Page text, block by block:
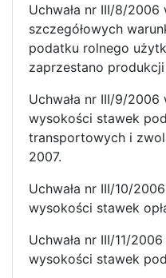
Uchwała nr III/8/
szczegółowych
podatku rolnego
zaprzestano
Uchwała nr III/9/
wysokości stawek
transportowych i
2007.
Uchwała nr III/10/
wysokości stawek
Uchwała nr III/11/
wysokości stawek